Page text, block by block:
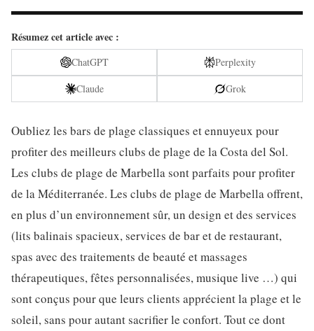
Résumez cet article avec :
ChatGPT
Perplexity
Claude
Grok
Oubliez les bars de plage classiques et ennuyeux pour
profiter des meilleurs clubs de plage de la Costa del Sol.
Les clubs de plage de Marbella sont parfaits pour profiter
de la Méditerranée. Les clubs de plage de Marbella offrent,
en plus d’un environnement sûr, un design et des services
(lits balinais spacieux, services de bar et de restaurant,
spas avec des traitements de beauté et massages
thérapeutiques, fêtes personnalisées, musique live …) qui
sont conçus pour que leurs clients apprécient la plage et le
soleil, sans pour autant sacrifier le confort. Tout ce dont